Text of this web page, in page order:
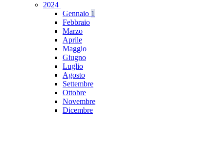
2024
Gennaio 1
Febbraio
Marzo
Aprile
Maggio
Giugno
Luglio
Agosto
Settembre
Ottobre
Novembre
Dicembre